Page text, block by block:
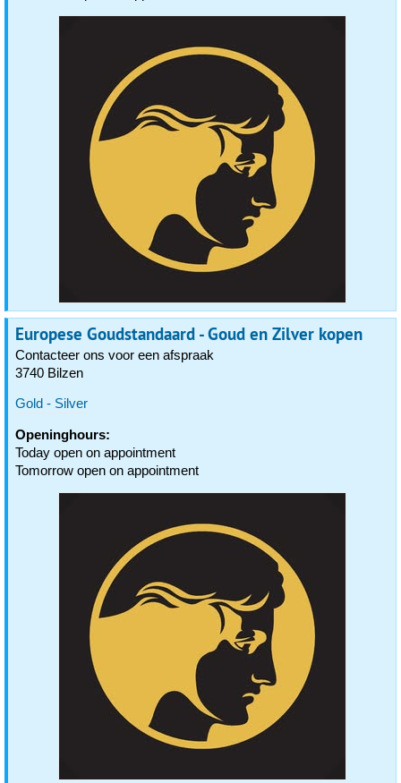
Europese Goudstandaard - Goud en Zilver kopen
Contacteer ons voor een afspraak
3740 Bilzen
Gold - Silver
Openinghours:
Today open on appointment
Tomorrow open on appointment